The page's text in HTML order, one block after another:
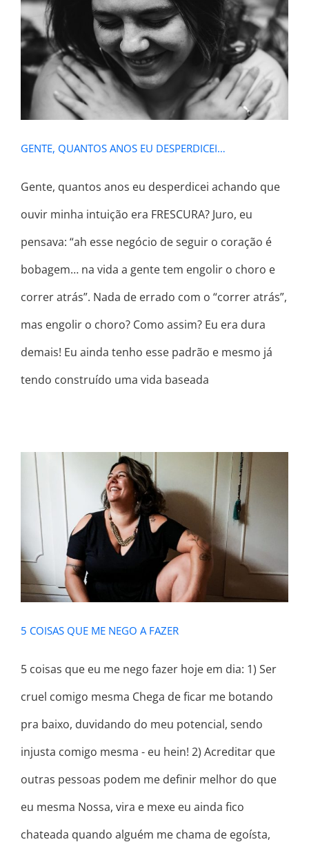
GENTE, QUANTOS ANOS EU
DESPERDICEI…
GENTE, QUANTOS ANOS EU DESPERDICEI…
Gente, quantos anos eu desperdicei achando que
ouvir minha intuição era FRESCURA? Juro, eu
pensava: “ah esse negócio de seguir o coração é
bobagem… na vida a gente tem engolir o choro e
correr atrás”. Nada de errado com o “correr atrás”,
mas engolir o choro? Como assim? Eu era dura
demais! Eu ainda tenho esse padrão e mesmo já
tendo construído uma vida baseada
5 COISAS QUE ME NEGO A FAZER
5 COISAS QUE ME NEGO A FAZER
5 coisas que eu me nego fazer hoje em dia: 1) Ser
cruel comigo mesma Chega de ficar me botando
pra baixo, duvidando do meu potencial, sendo
injusta comigo mesma - eu hein! 2) Acreditar que
outras pessoas podem me definir melhor do que
eu mesma Nossa, vira e mexe eu ainda fico
chateada quando alguém me chama de egoísta,